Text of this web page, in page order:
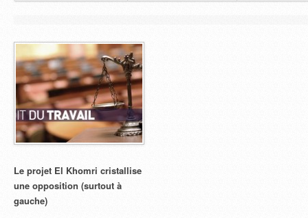
Le projet El Khomri cristallise
une opposition (surtout à
gauche)